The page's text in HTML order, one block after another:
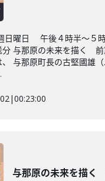
日曜日 午後４時半～５
与那原の未来を描く 前
与那原町長の古堅國雄
|00:23:00
与那原の未来を描